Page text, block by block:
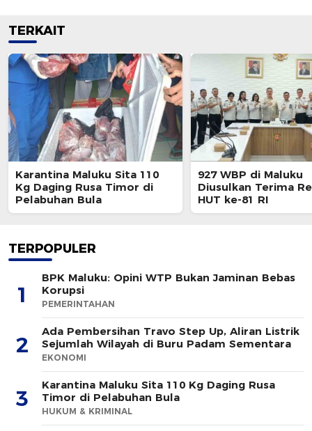
TERKAIT
Karantina Maluku Sita 110
Kg Daging Rusa Timor di
Pelabuhan Bula
927 WBP di Maluku
Diusulkan Terima
HUT ke-81 RI
TERPOPULER
1
BPK Maluku: Opini WTP Bukan Jaminan Bebas
Korupsi
PEMERINTAHAN
2
Ada Pembersihan Travo Step Up, Aliran Listrik
Sejumlah Wilayah di Buru Padam Sementara
EKONOMI
3
Karantina Maluku Sita 110 Kg Daging Rusa
Timor di Pelabuhan Bula
HUKUM & KRIMINAL